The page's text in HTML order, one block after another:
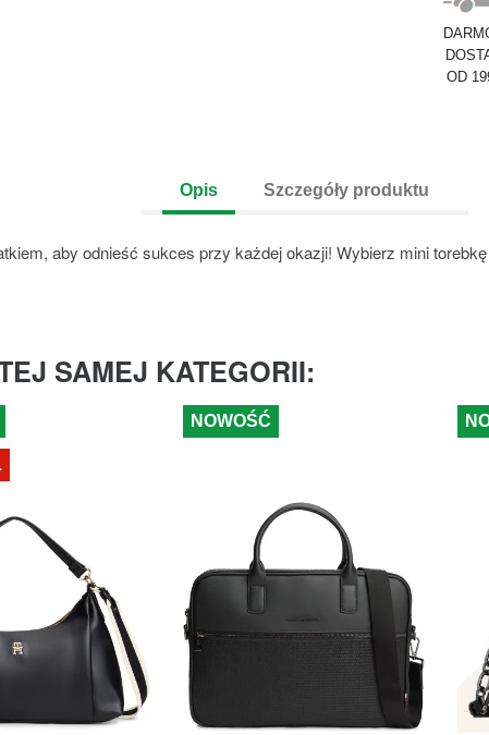
OD
Opis Szczegóły produktu
aby odnieść sukces przy każdej okazji! Wybierz mini
SAMEJ KATEGORII:
NOWOŚĆ